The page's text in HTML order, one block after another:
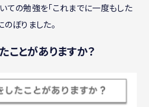
ての勉強を「これまでに一度もした
ぼりました。
とがありますか？